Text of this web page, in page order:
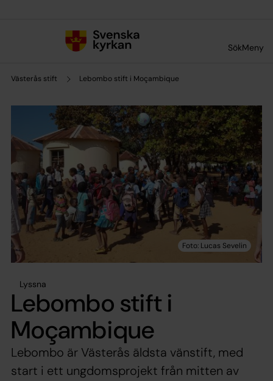
SökMeny
Västerås stift Lebombo stift i Moçambique
Lyssna
Lebombo stift i
Moçambique
Lebombo är Västerås äldsta vänstift, med
start i ett ungdomsprojekt från mitten av